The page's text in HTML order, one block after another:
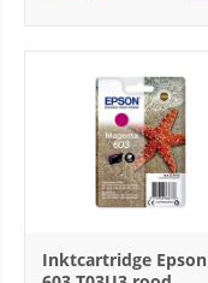
Inktcartridge Epson